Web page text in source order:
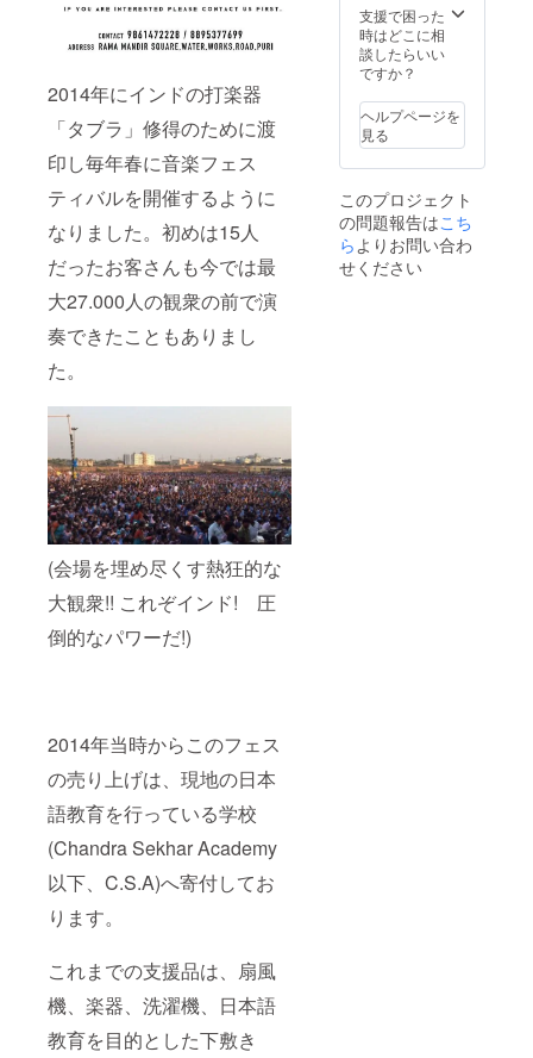
2014年にインドの打楽器
「タブラ」修得のために渡
印し毎年春に音楽フェス
ティバルを開催するように
なりました。初めは15人
だったお客さんも今では最
大27.000人の観衆の前で演
奏できたこともありまし
た。
(会場を埋め尽くす熱狂的な
大観衆!! これぞインド! 圧
倒的なパワーだ!)
2014年当時からこのフェス
の売り上げは、現地の日本
語教育を行っている学校
(Chandra Sekhar Academy
以下、C.S.A)へ寄付してお
ります。
これまでの支援品は、扇風
機、楽器、洗濯機、日本語
教育を目的とした下敷き
ちを返して
いきたいと
思うように
なり、毎年
音楽祭を開
催。日本か
ジシャンも
多数渡印し
てくれて、
す。ご
了承く
ださ
い。
入れ &
札の 裏
面はご
希望の
イン(郵
送) →提
灯の下
の札に
につい
て ※支
援時、
必ず備
考欄に
支援で困った
時はどこに相
談したらいい
ですか？
ヘルプページを
見る
このプロジェクト
の問題報告はこち
らよりお問い合わ
せください